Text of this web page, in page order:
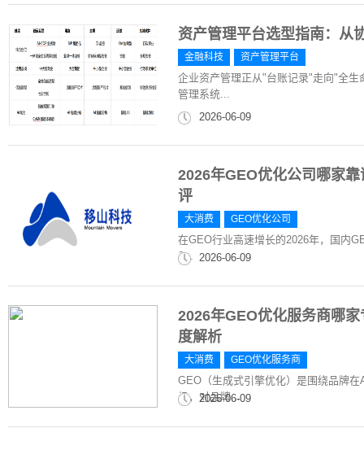
资产管理平台选型指南：从
金融科技 资产管理平台
企业资产管理正从"台账记录"走向"全
管理系统...
2026-06-09
2026年GEO优化公司哪家
评
大消费 GEO优化公司
在GEO行业高速增长的2026年，国内
2... 2026-06-09
2026年GEO优化服务商哪
度解析
大消费 GEO优化服务商
GEO（生成式引擎优化）是围绕品牌
级，对品牌...
2026-06-09